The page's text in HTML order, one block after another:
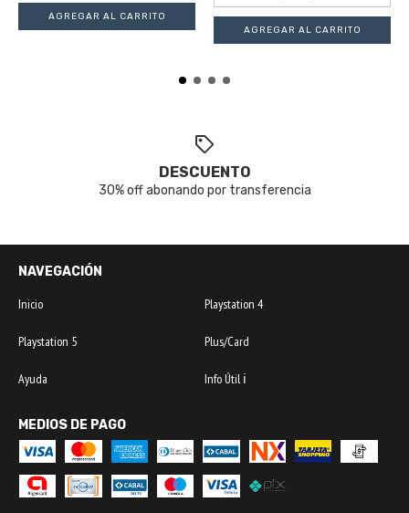
DESCUENTO
30% off abonando por transferencia
NAVEGACIÓN
Inicio Playstation 4
Playstation 5 Plus/Card
Ayuda Info Útil ℹ️
MEDIOS DE PAGO